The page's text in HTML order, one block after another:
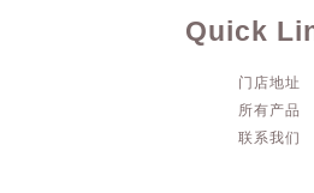
Quick
门店地址
所有产品
联系我们